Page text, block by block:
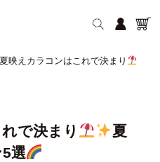
夏映えカラコンはこれで決まり
で決まり
夏
選